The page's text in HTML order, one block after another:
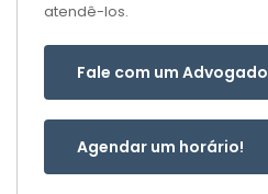
atendê-los.
Fale com um Advogado
Agendar um horário!